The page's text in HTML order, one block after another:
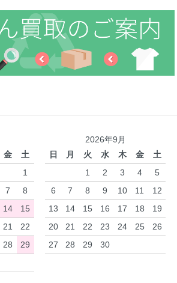
金
土
1
7
8
14
15
21
22
28
29
2026年9月
日
月 火 水 木 金
土
1
2 3 4
5
6
7 8 9 10 11
12
13
14 15 16 17 18
19
20
21 22 23 24 25
26
27
28 29 30